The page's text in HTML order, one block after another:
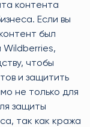
контента
Если вы
был
Wildberries,
чтобы
и защитить
не только для
защиты
так как кража